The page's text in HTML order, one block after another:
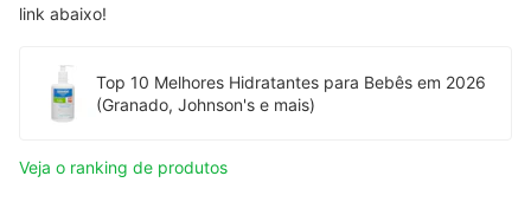
link abaixo!
Top 10 Melhores Hidratantes para Bebês em 2026
(Granado, Johnson's e mais)
Veja o ranking de produtos